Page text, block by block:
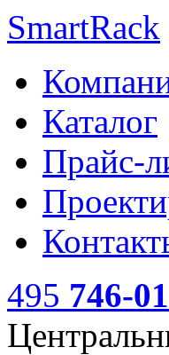
SmartRack
Каталог
Прайс-
495 746-